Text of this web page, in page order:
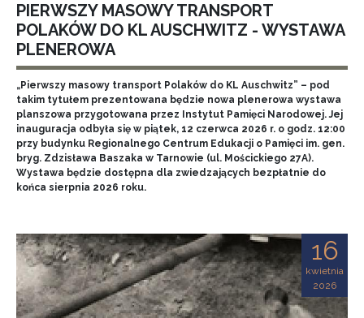
PIERWSZY MASOWY TRANSPORT
POLAKÓW DO KL AUSCHWITZ - WYSTAWA
PLENEROWA
„Pierwszy masowy transport Polaków do KL Auschwitz” – pod
takim tytułem prezentowana będzie nowa plenerowa wystawa
planszowa przygotowana przez Instytut Pamięci Narodowej. Jej
inauguracja odbyła się w piątek, 12 czerwca 2026 r. o godz. 12:00
przy budynku Regionalnego Centrum Edukacji o Pamięci im. gen.
bryg. Zdzisława Baszaka w Tarnowie (ul. Mościckiego 27A).
Wystawa będzie dostępna dla zwiedzających bezpłatnie do
końca sierpnia 2026 roku.
16
kwietnia
2026